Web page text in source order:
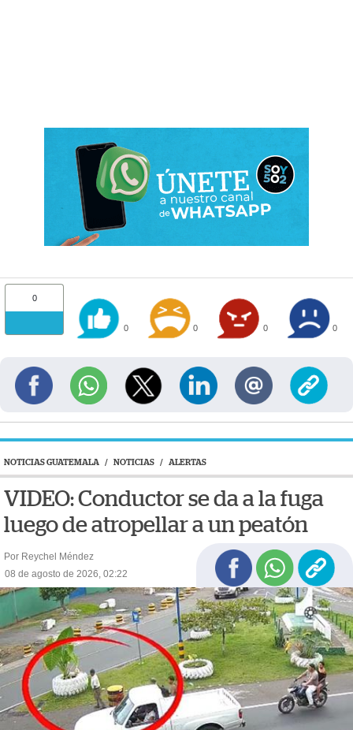
0
0 0 0 0
NOTICIAS GUATEMALA / NOTICIAS / ALERTAS
VIDEO: Conductor se da a la fuga
luego de atropellar a un peatón
Por Reychel Méndez
08 de agosto de 2026, 02:22